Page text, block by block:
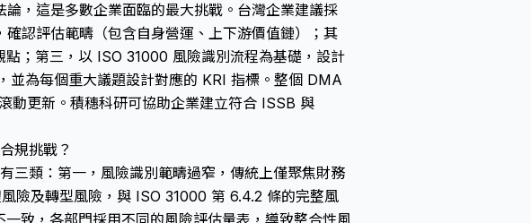
，這是多數企業面臨的最大挑戰。台灣企業建議採
認評估範疇（包含自身營運、上下游價值鏈）；其
；第三，以 ISO 31000 風險識別流程為基礎，設計
並為每個重大議題設計對應的 KRI 指標。整個 DMA
動更新。積穗科研可協助企業建立符合 ISSB 與
規挑戰？
三類：第一，風險識別範疇過窄，傳統上僅聚焦財務
險及轉型風險，與 ISO 31000 第 6.4.2 條的完整風
致，各部門採用不同的風險評估量表，導致整合性風